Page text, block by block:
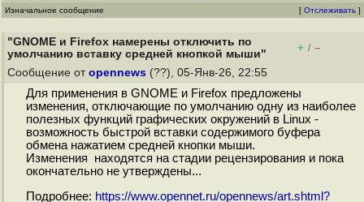
Изначальное сообщение [ Отслеживать ]
"GNOME и Firefox намерены отключить по
умолчанию вставку средней кнопкой мыши"
+ / –
Сообщение от opennews (??), 05-Янв-26, 22:55
Для применения в GNOME и Firefox предложены
изменения, отключающие по умолчанию одну из наиболее
полезных функций графических окружений в Linux -
возможность быстрой вставки содержимого буфера
обмена нажатием средней кнопки мыши.
Изменения находятся на стадии рецензирования и пока
окончательно не утверждены...
Подробнее: https://www.opennet.ru/opennews/art.shtml?